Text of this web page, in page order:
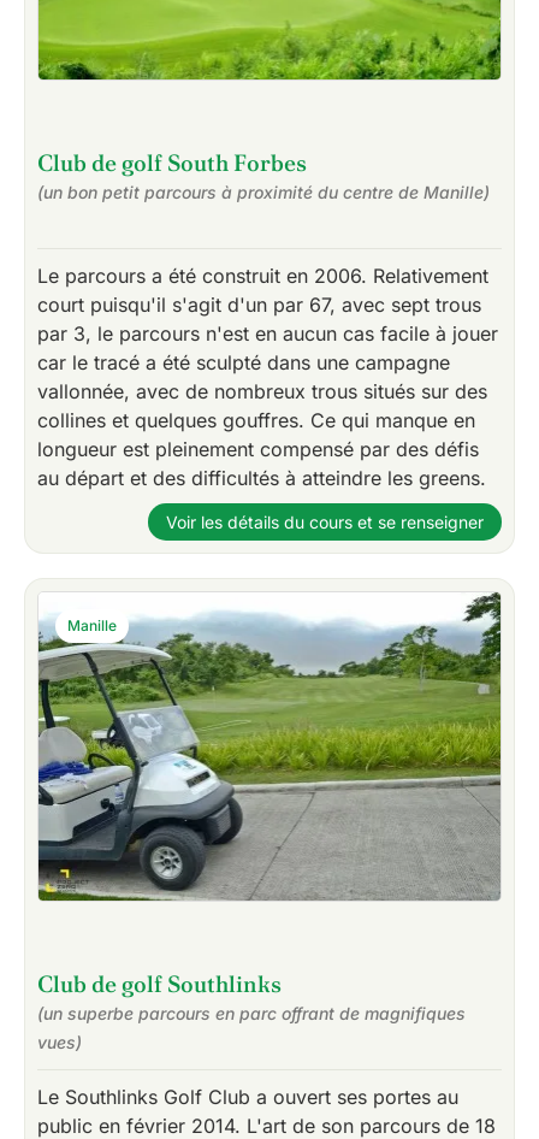
Club de golf South Forbes
(un bon petit parcours à proximité du centre de Manille)
Le parcours a été construit en 2006. Relativement
court puisqu'il s'agit d'un par 67, avec sept trous
par 3, le parcours n'est en aucun cas facile à jouer
car le tracé a été sculpté dans une campagne
vallonnée, avec de nombreux trous situés sur des
collines et quelques gouffres. Ce qui manque en
longueur est pleinement compensé par des défis
au départ et des difficultés à atteindre les greens.
Voir les détails du cours et se renseigner
Club de golf Southlinks
(un superbe parcours en parc offrant de magnifiques
vues)
Le Southlinks Golf Club a ouvert ses portes au
public en février 2014. L'art de son parcours de 18
Manille